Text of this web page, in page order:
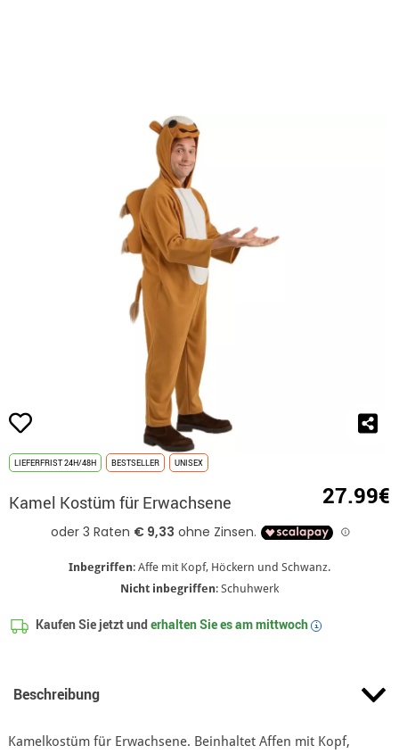
LIEFERFRIST 24H/48H BESTSELLER UNISEX
Kamel Kostüm für Erwachsene 27.99€
Inbegriffen: Affe mit Kopf, Höckern und Schwanz.
Nicht inbegriffen: Schuhwerk
Kaufen Sie jetzt underhalten Sie es ammittwoch i
Beschreibung
Kamelkostüm für Erwachsene. Beinhaltet Affen mit Kopf,